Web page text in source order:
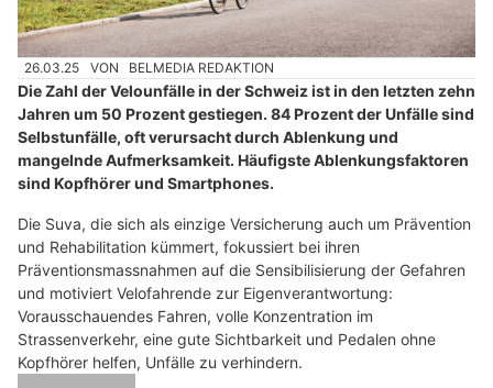
26.03.25 VON BELMEDIA REDAKTION
Die Zahl der Velounfälle in der Schweiz ist in den letzten zehn
Jahren um 50 Prozent gestiegen. 84 Prozent der Unfälle sind
Selbstunfälle, oft verursacht durch Ablenkung und
mangelnde Aufmerksamkeit. Häufigste Ablenkungsfaktoren
sind Kopfhörer und Smartphones.
Die Suva, die sich als einzige Versicherung auch um Prävention
und Rehabilitation kümmert, fokussiert bei ihren
Präventionsmassnahmen auf die Sensibilisierung der Gefahren
und motiviert Velofahrende zur Eigenverantwortung:
Vorausschauendes Fahren, volle Konzentration im
Strassenverkehr, eine gute Sichtbarkeit und Pedalen ohne
Kopfhörer helfen, Unfälle zu verhindern.